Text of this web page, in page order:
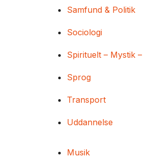
Samfund & Politik
Sociologi
Spirituelt – Mystik
Sprog
Transport
Uddannelse
Musik